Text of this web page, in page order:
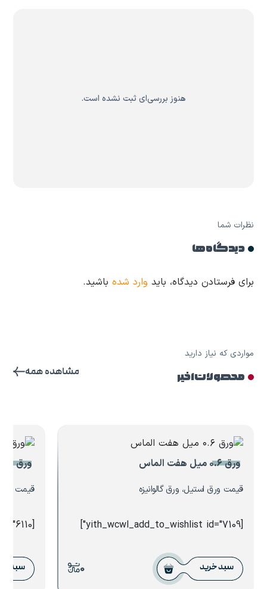
هنوز بررسی‌ای ثبت نشده است.
نظرات شما
دیدگاه ها
برای فرستادن دیدگاه، باید وارد شده باشید.
مواردی که نیاز دارید
محصولات اخیر مشاهده همه
ورق ۰.۶ میل هفت الماس
قیمت ورق استیل، ورق گالوانیزه
[yith_wcwl_add_to_wishlist id="7109"]
سبد خرید 0
ورق
قیمت
[yith_wcwl_add_to_wishlist id="6110"]
سبد